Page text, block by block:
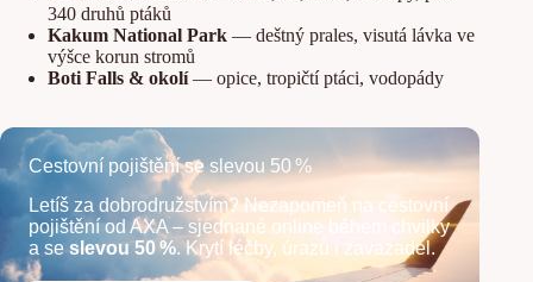
340 druhů ptáků
Kakum National Park — deštný prales, visutá lávka ve
výšce korun stromů
Boti Falls & okolí— opice, tropičtí ptáci, vodopády
Cestovní pojištění se slevou 50 %
Letíš za dobrodružstvím? Nezapomeň na cestovní
pojištění od AXA – sjednané online během chvilky
a seslevou 50 %. Krytí léčby, úrazů i zavazadel.